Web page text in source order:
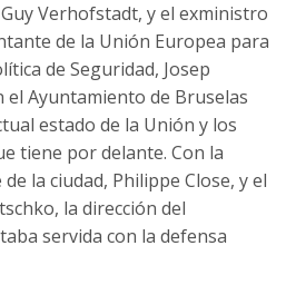
Verhofstadt, y el exministro
de la Unión Europea para
de Seguridad, Josep
Ayuntamiento de Bruselas
estado de la Unión y los
tiene por delante. Con la
la ciudad, Philippe Close, y el
la dirección del
servida con la defensa